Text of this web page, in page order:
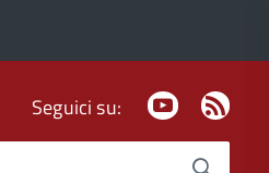
Seguici su: Youtube